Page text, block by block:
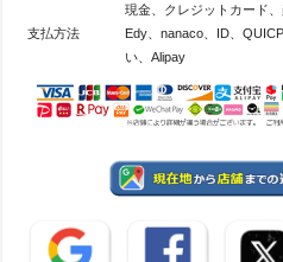
支払方法
現金、クレジットカード
Edy、nanaco、ID、
い、Alipay